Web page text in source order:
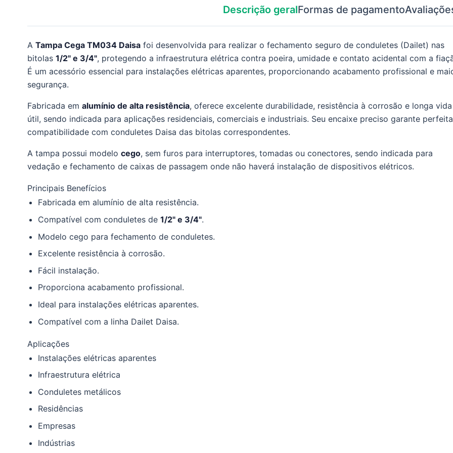
Descrição geralFormas de pagamento
A Tampa Cega TM034 Daisafoi desenvolvida para realizar o fechamento seguro de conduletes (Dailet) nas
bitolas 1/2" e 3/4", protegendo a infraestrutura elétrica contra poeira, umidade e contato acidental com a
É um acessório essencial para instalações elétricas aparentes, proporcionando acabamento profissional e
segurança.
Fabricada em alumínio de alta resistência, oferece excelente durabilidade, resistência à corrosão e longa vida
útil, sendo indicada para aplicações residenciais, comerciais e industriais. Seu encaixe preciso garante perfeita
compatibilidade com conduletes Daisa das bitolas correspondentes.
A tampa possui modelo cego, sem furos para interruptores, tomadas ou conectores, sendo indicada para
vedação e fechamento de caixas de passagem onde não haverá instalação de dispositivos elétricos.
Principais Benefícios
Fabricada em alumínio de alta resistência.
Compatível com conduletes de1/2" e 3/4".
Modelo cego para fechamento de conduletes.
Excelente resistência à corrosão.
Fácil instalação.
Proporciona acabamento profissional.
Ideal para instalações elétricas aparentes.
Compatível com a linha Dailet Daisa.
Aplicações
Instalações elétricas aparentes
Infraestrutura elétrica
Conduletes metálicos
Residências
Empresas
Indústrias